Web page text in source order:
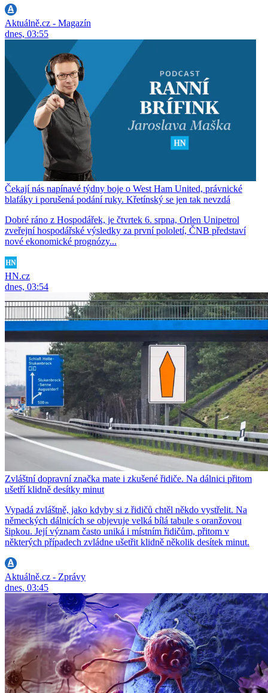
Aktuálně.cz - Magazín
dnes, 03:55
Čekají nás napínavé týdny boje o West Ham United, právnické
blafáky i porušená podání ruky. Křetínský se jen tak nevzdá
Dobré ráno z Hospodářek, je čtvrtek 6. srpna, Orlen Unipetrol
zveřejní hospodářské výsledky za první pololetí, ČNB představí
nové ekonomické prognózy...
HN.cz
dnes, 03:54
Zvláštní dopravní značka mate i zkušené řidiče. Na dálnici přitom
ušetří klidně desítky minut
Vypadá zvláštně, jako kdyby si z řidičů chtěl někdo vystřelit. Na
německých dálnicích se objevuje velká bílá tabule s oranžovou
šipkou. Její význam často uniká i místním řidičům, přitom v
některých případech zvládne ušetřit klidně několik desítek minut.
Aktuálně.cz - Zprávy
dnes, 03:45